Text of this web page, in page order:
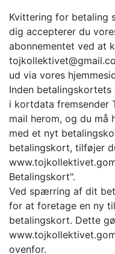
Kvittering for betaling
dig accepterer du
abonnementet ved at
ud via vores
Inden
i kortdata fremsender
mail herom, og du må
med et nyt
betalingskort, tilføjer
Betalingskort".
Ved spærring af dit
for at foretage en ny
betalingskort. Dette
ovenfor.